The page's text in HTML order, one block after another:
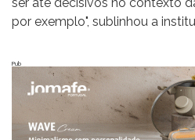
por exemplo", sublinhou a
Pub